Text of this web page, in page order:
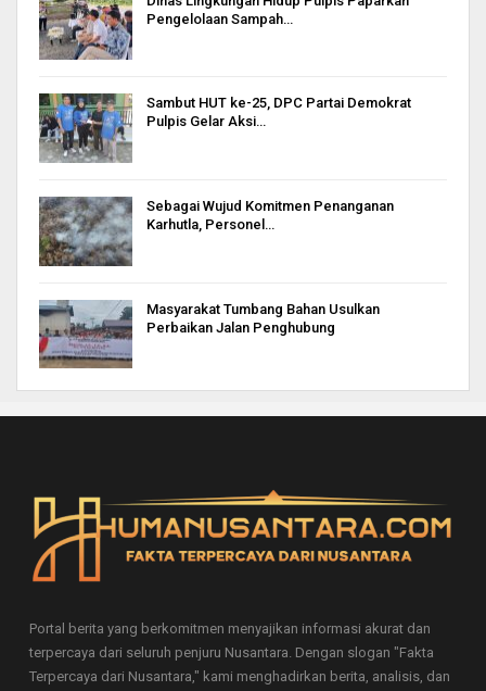
Pengelolaan Sampah…
Sambut HUT ke-25, DPC Partai Demokrat
Pulpis Gelar Aksi…
Sebagai Wujud Komitmen Penanganan
Karhutla, Personel…
Masyarakat Tumbang Bahan Usulkan
Perbaikan Jalan Penghubung
Portal berita yang berkomitmen menyajikan informasi akurat dan
terpercaya dari seluruh penjuru Nusantara. Dengan slogan "Fakta
Terpercaya dari Nusantara," kami menghadirkan berita, analisis, dan